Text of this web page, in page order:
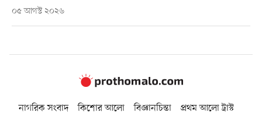
০৫ আগস্ট ২০২৬
নাগরিক সংবাদ কিশোর আলো বিজ্ঞানচিন্তা
প্রথম আলো ট্রাস্ট